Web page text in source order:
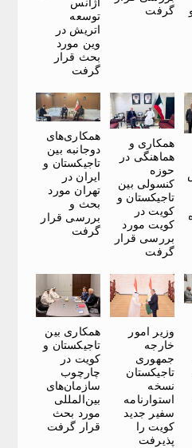
گرفت
توسعه
اتریش در
وین مورد
بحث قرار
گرفت
همکاری و
هماهنگی در
حوزه
کنسولی بین
تاجیکستان و
کویت در
کویت مورد
بررسی قرار
گرفت
همکاری‌های
دوجانبه بین
تاجیکستان و
ایران در
تهران مورد
بحث و
بررسی قرار
گرفت
وزیر امور
خارجه
جمهوری
تاجیکستان
نسخه
استوارنامه
سفیر جدید
کویت را
پذیرفت
همکاری بین
تاجیکستان و
کویت در
چارچوب
سازمان‌های
بین‌المللی
مورد بحث
قرار گرفت